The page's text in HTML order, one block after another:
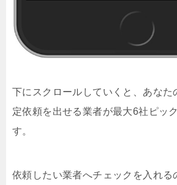
下にスクロールしていくと、あな
定依頼を出せる業者が最大6社ピッ
す。
依頼したい業者へチェックを入れる